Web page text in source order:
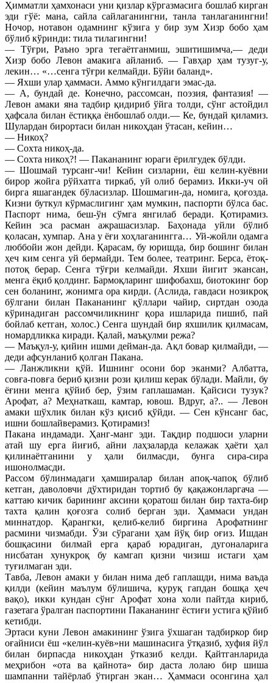
Ҳимматли ҳамхонаси уни қизлар кўргазмасига бошлаб кирган
эди гўё: мана, сайла сайлаганингни, танла танлаганингни!
Ночор, нотавон одамнинг кўзига у бир зум Хизр бобо ҳам
бўлиб кўринди: тила тилагингни!
— Тўғри, Раъно эрга тегаётганмиш, эшитишимча,— деди
Хизр бобо Левон амакига айланиб. — Гавҳар ҳам тузуг-у,
лекин… «…сенга тўғри келмайди. Бўйи баланд».
— Яхши улар ҳаммаси. Аммо кўнгилдаги эмас-да.
— А, бундай де. Конечно, рассомсан, поэзия, фантазия! —
Левон амаки яна тадбир қидириб ўйга толди, сўнг астойдил
ҳафсала билан ёстиққа ёнбошлаб олди.— Ке, бундай қиламиз.
Шулардан бирортаси билан никоҳдан ўтасан, кейин…
— Никоҳ?
— Сохта никоҳ-да.
— Сохта никоҳ?! — Пакананинг юраги ёрилгудек бўлди.
— Шошмай турсанг-чи! Кейин сизларни, ёш келин-куёвни
бирор жойга рўйхатга тиркаб, уй олиб берамиз. Икки-уч ой
бирга яшагандек бўласизлар. Шошмагин-да, номига, қоғозда.
Кизни буткул кўрмаслигинг ҳам мумкин, паспорти бўлса бас.
Паспорт нима, беш-ўн сўмга янгилаб беради. Қотирамиз.
Кейин эса расман ажрашасизлар. Баҳонада уйли бўлиб
қоласан, хумпар. Ана у ёғи хоҳлаганингга… Уй-жойли одамга
люббойи жон дейди. Қарасам, бу юришда, бир бошинг билан
ҳеч ким сенга уй бермайди. Тем более, театринг. Берса, ётоқ-
потоқ берар. Сенга тўғри келмайди. Яхши йигит экансан,
менга ёқиб қолдинг. Бармоқларинг шифобахш, биотокинг бор
сен боланинг, жонимга ора кирди. (Аслида, гавдаси нозикроқ
бўлгани билан Пакананинг қўллари чайир, сиртдан озода
кўринадиган рассомчиликнинг қора ишларида пишиб, пай
бойлаб кетган, холос.) Сенга шундай бир яхшилик қилмасам,
номардликка киради. Қалай, маъқулми режа?
— Маъқул-у, қийин ишми дейман-да. Ақл бовар қилмайди, —
деди афсунланиб қолган Пакана.
— Ланжликни қўй. Ишнинг осони бор эканми? Албатта,
совға-повға бериб қизни рози қилиш керак бўлади. Майли, бу
ёғини менга қўйиб бер, ўзим гаплашаман. Қайсиси тузук?
Арофат, а? Меҳнаткаш, камтар, ювош. Вдруг, а?.. — Левон
амаки шўхлик билан кўз қисиб қўйди. — Сен кўнсанг бас,
ишни бошлайверамиз. Қотирамиз!
Пакана индамади. Ҳанг-манг эди. Тақдир подшоси уларни
атай шу ерга йиғиб, айни лаҳзаларда келажак ҳаёти ҳал
қилинаётганини у ҳали билмасди, бунга сира-сира
ишонолмасди.
Рассом бўлинмадаги ҳамширалар билан апоқ-чапоқ бўлиб
кетган, даволовчи дўхтиридан тортиб бу қақажонларгача —
каттаю кичик барининг аксини қоратош билан бир тахта-бир
тахта қалин қоғозга солиб берган эди. Ҳаммаси ундан
миннатдор. Қарангки, қелиб-келиб биргина Арофатнинг
расмини чизмабди. Ўзи сўрагани ҳам йўқ бир оғиз. Ишдан
бошқасини билмай ерга қараб юрадиган, дугоналарига
нисбатан хунукроқ бу камгап қизни чизиш истаги ҳам
туғилмаган эди.
Тавба, Левон амаки у билан нима деб гаплашди, нима ваъда
қилди (кейин маълум бўлишича, қуруқ гапдан бошқа ҳеч
вақо), икки кундан сўнг Арофат хона холи пайтда кириб,
газетага ўралган паспортини Пакананинг ёстиғи устига қўйиб
кетибди.
Эртаси куни Левон амакининг ўзига ўхшаган тадбиркор бир
оғайниси ёш «келин-куёв»ни машинасига ўтқазиб, хуфия йўл
билан бирпасда никоҳдан ўтказиб келди. Қайтганларида
меҳрибон «ота ва қайнота» бир даста лолаю бир шиша
шампанни тайёрлаб ўтирган экан… Ҳаммаси осонгина ҳал